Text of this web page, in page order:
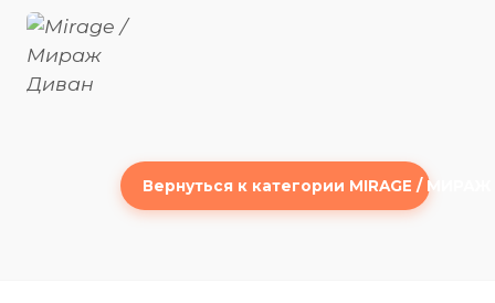
Вернуться к категории MIRAGE / МИРАЖ